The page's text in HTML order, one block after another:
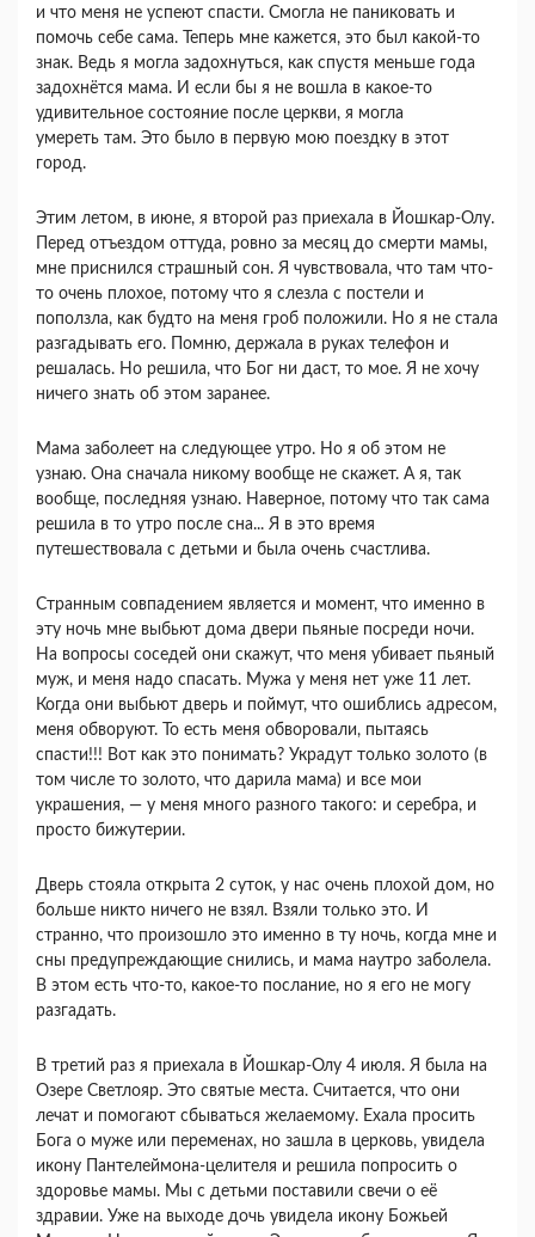
и что меня не успеют спасти. Смогла не паниковать и
помочь себе сама. Теперь мне кажется, это был какой-то
знак. Ведь я могла задохнуться, как спустя меньше года
задохнётся мама. И если бы я не вошла в какое-то
удивительное состояние после церкви, я могла
умереть там. Это было в первую мою поездку в этот
город.
Этим летом, в июне, я второй раз приехала в Йошкар-Олу.
Перед отъездом оттуда, ровно за месяц до смерти мамы,
мне приснился страшный сон. Я чувствовала, что там что-
то очень плохое, потому что я слезла с постели и
поползла, как будто на меня гроб положили. Но я не стала
разгадывать его. Помню, держала в руках телефон и
решалась. Но решила, что Бог ни даст, то мое. Я не хочу
ничего знать об этом заранее.
Мама заболеет на следующее утро. Но я об этом не
узнаю. Она сначала никому вообще не скажет. А я, так
вообще, последняя узнаю. Наверное, потому что так сама
решила в то утро после сна... Я в это время
путешествовала с детьми и была очень счастлива.
Странным совпадением является и момент, что именно в
эту ночь мне выбьют дома двери пьяные посреди ночи.
На вопросы соседей они скажут, что меня убивает пьяный
муж, и меня надо спасать. Мужа у меня нет уже 11 лет.
Когда они выбьют дверь и поймут, что ошиблись адресом,
меня обворуют. То есть меня обворовали, пытаясь
спасти!!! Вот как это понимать? Украдут только золото (в
том числе то золото, что дарила мама) и все мои
украшения, — у меня много разного такого: и серебра, и
просто бижутерии.
Дверь стояла открыта 2 суток, у нас очень плохой дом, но
больше никто ничего не взял. Взяли только это. И
странно, что произошло это именно в ту ночь, когда мне и
сны предупреждающие снились, и мама наутро заболела.
В этом есть что-то, какое-то послание, но я его не могу
разгадать.
В третий раз я приехала в Йошкар-Олу 4 июля. Я была на
Озере Светлояр. Это святые места. Считается, что они
лечат и помогают сбываться желаемому. Ехала просить
Бога о муже или переменах, но зашла в церковь, увидела
икону Пантелеймона-целителя и решила попросить о
здоровье мамы. Мы с детьми поставили свечи о её
здравии. Уже на выходе дочь увидела икону Божьей